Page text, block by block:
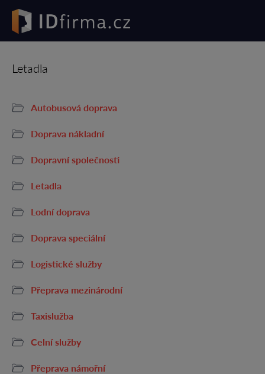
Letadla
Autobusová doprava
Doprava nákladní
Dopravní společnosti
Letadla
Lodní doprava
Doprava speciální
Logistické služby
Přeprava mezinárodní
Taxislužba
Celní služby
Přeprava námořní